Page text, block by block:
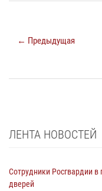
← Предыдущая
ЛЕНТА НОВОСТЕЙ
Сотрудники Росгвардии
дверей